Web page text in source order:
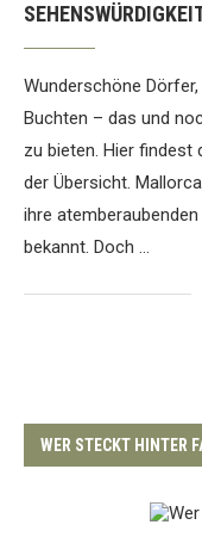
Wunderschöne
Buchten – das und
zu bieten. Hier findest
der Übersicht.
ihre
bekannt. Doch …
WER STECKT HINTER